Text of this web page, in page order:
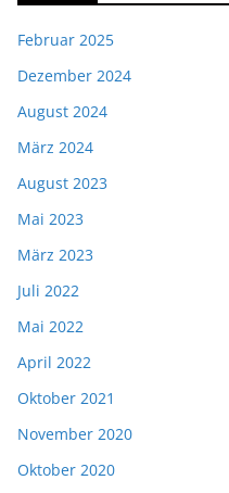
Februar 2025
Dezember 2024
August 2024
März 2024
August 2023
Mai 2023
März 2023
Juli 2022
Mai 2022
April 2022
Oktober 2021
November 2020
Oktober 2020